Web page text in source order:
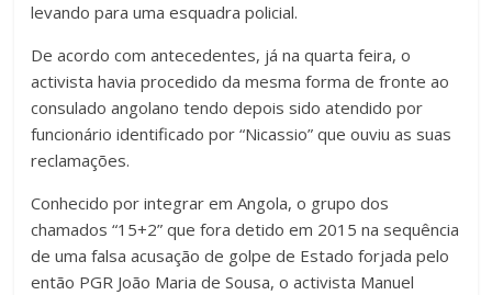
levando para uma esquadra policial.
De acordo com antecedentes, já na quarta feira, o
activista havia procedido da mesma forma de fronte ao
consulado angolano tendo depois sido atendido por
funcionário identificado por “Nicassio” que ouviu as suas
reclamações.
Conhecido por integrar em Angola, o grupo dos
chamados “15+2” que fora detido em 2015 na sequência
de uma falsa acusação de golpe de Estado forjada pelo
então PGR João Maria de Sousa, o activista Manuel